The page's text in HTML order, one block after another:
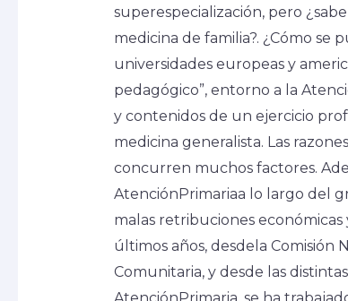
superespecialización, pero
medicina de familia?. ¿Cómo se
universidades europeas y
pedagógico”, entorno a la
y contenidos de un ejercicio
medicina generalista. Las
concurren muchos factores.
AtenciónPrimariaa lo largo del
malas retribuciones económicas
últimos años, desdela Comisión
Comunitaria, y desde las
AtenciónPrimaria, se ha